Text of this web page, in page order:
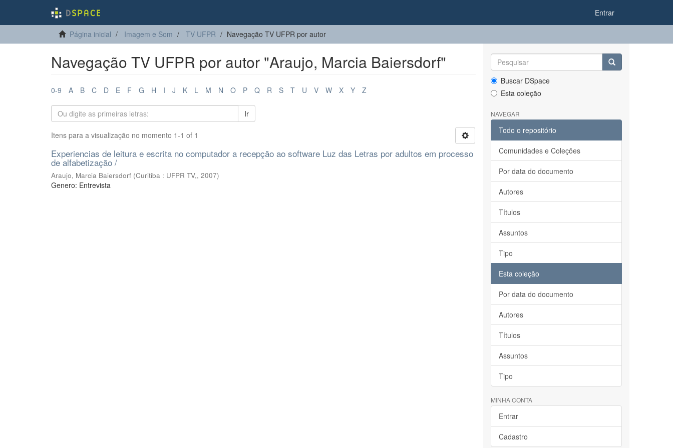
Entrar
Página inicial Imagem e Som TV UFPR Navegação TV UFPR por autor
Navegação TV UFPR por autor "Araujo, Marcia Baiersdorf"
0-9 A B C D E F G H I J K L M N O P Q R S T U V W X Y Z
Ir
Itens para a visualização no momento 1-1 of 1
Experiencias de leitura e escrita no computador a recepçăo ao software Luz das Letras por adultos em processo
de alfabetizaçăo /
Araujo, Marcia Baiersdorf (Curitiba : UFPR TV,, 2007)
Genero: Entrevista
Buscar DSpace
Esta coleção
NAVEGAR
Todo o repositório
Comunidades e Coleções
Por data do documento
Autores
Títulos
Assuntos
Tipo
Esta coleção
Por data do documento
Autores
Títulos
Assuntos
Tipo
MINHA CONTA
Entrar
Cadastro